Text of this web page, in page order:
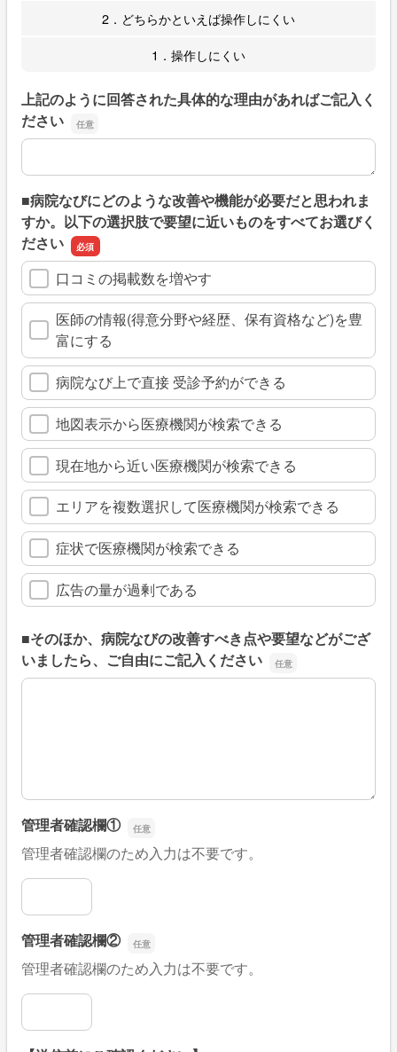
2．どちらかといえば操作しにくい
1．操作しにくい
上記のように回答された具体的な理由があればご記入く
ださい
上記のように回答された具体的な理由があればご記入くだ
■病院なびにどのような改善や機能が必要だと思われま
すか。以下の選択肢で要望に近いものをすべてお選びく
ださい
口コミの掲載数を増やす
医師の情報(得意分野や経歴、保有資格など)を豊
富にする
病院なび上で直接 受診予約ができる
地図表示から医療機関が検索できる
現在地から近い医療機関が検索できる
エリアを複数選択して医療機関が検索できる
症状で医療機関が検索できる
広告の量が過剰である
■そのほか、病院なびの改善すべき点や要望などがござ
いましたら、ご自由にご記入ください
■そのほか、病院なびの改善すべき点や要望などがござい
管理者確認欄①
管理者確認欄のため入力は不要です。
管理者確認欄①
管理者確認欄②
管理者確認欄のため入力は不要です。
管理者確認欄②